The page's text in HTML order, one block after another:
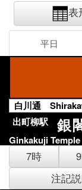
表
平日
白川通
出町柳駅
銀
Ginkakuji Temple
7時
注記